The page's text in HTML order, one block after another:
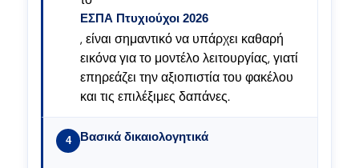
ΕΣΠΑ Πτυχιούχοι 2026
, είναι σημαντικό να υπάρχει καθαρή
εικόνα για το μοντέλο λειτουργίας, γιατί
επηρεάζει την αξιοπιστία του φακέλου
και τις επιλέξιμες δαπάνες.
4 Βασικά δικαιολογητικά